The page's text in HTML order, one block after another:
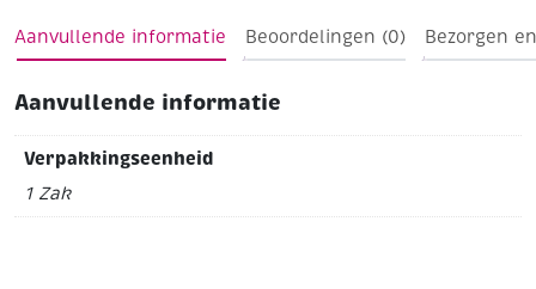
100 stuks
Aanvullende informatie Beoordelingen (0) Bezorgen
Aanvullende informatie
Verpakkingseenheid
1 Zak